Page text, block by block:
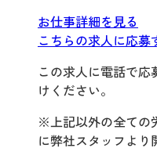
お仕事詳細を見る
こちらの求人に応募
この求人に電話で応
けください。
※上記以外の全ての
に弊社スタッフより